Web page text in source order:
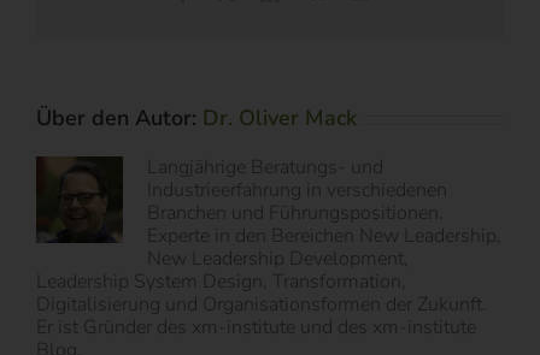
Über den Autor: Dr. Oliver Mack
Langjährige Beratungs- und
Industrieerfahrung in verschiedenen
Branchen und Führungspositionen.
Experte in den Bereichen New Leadership,
New Leadership Development,
Leadership System Design, Transformation,
Digitalisierung und Organisationsformen der Zukunft.
Er ist Gründer des xm-institute und des xm-institute